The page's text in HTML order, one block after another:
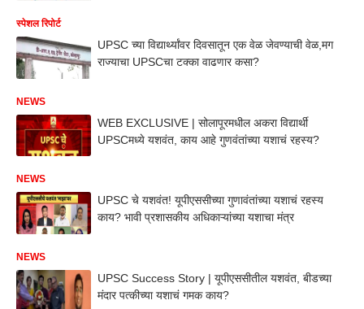
स्पेशल रिपोर्ट
UPSC च्या विद्यार्थ्यांवर दिवसातून एक वेळ जेवण्याची वेळ,मग
राज्याचा UPSCचा टक्का वाढणार कसा?
NEWS
WEB EXCLUSIVE | सोलापूरमधील अकरा विद्यार्थी
UPSCमध्ये यशवंत, काय आहे गुणवंतांच्या यशाचं रहस्य?
NEWS
UPSC चे यशवंत! यूपीएससीच्या गुणावंतांच्या यशाचं रहस्य
काय? भावी प्रशासकीय अधिकाऱ्यांच्या यशाचा मंत्र
NEWS
UPSC Success Story | यूपीएससीतील यशवंत, बीडच्या
मंदार पत्कीच्या यशाचं गमक काय?